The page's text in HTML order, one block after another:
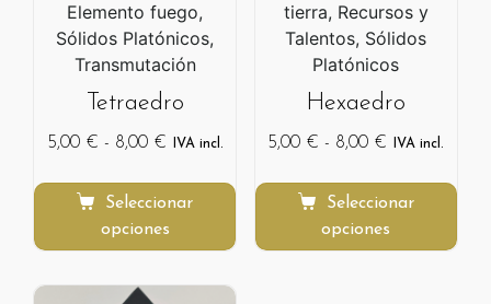
Tetraedro
5,00 € - 8,00 € IVA incl.
Elemento fuego,
Sólidos Platónicos,
Transmutación
Seleccionar
opciones
Hexaedro
5,00 € - 8,00 € IVA incl.
tierra, Recursos y
Talentos, Sólidos
Platónicos
Seleccionar
opciones